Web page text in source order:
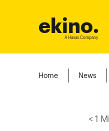
ekino.
A Havas Company
Home News
< 1